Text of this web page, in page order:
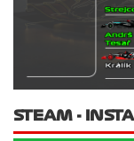
STEAM -